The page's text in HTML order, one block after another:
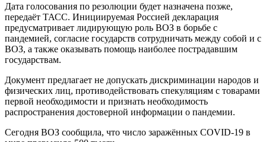
Дата голосования по резолюции будет назначена позже,
передаёт ТАСС. Инициируемая Россией декларация
предусматривает лидирующую роль ВОЗ в борьбе с
пандемией, согласие государств сотрудничать между собой и с
ВОЗ, а также оказывать помощь наиболее пострадавшим
государствам.
Документ предлагает не допускать дискриминации народов и
физических лиц, противодействовать спекуляциям с товарами
первой необходимости и признать необходимость
распространения достоверной информации о пандемии.
Сегодня ВОЗ сообщила, что число заражённых COVID-19 в